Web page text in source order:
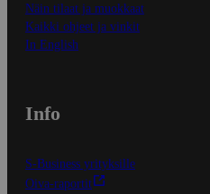
Näin tilaat ja muokkaat
Kaikki ohjeet ja vinkit
In English
Info
S-Business yrityksille
Oiva-raportit